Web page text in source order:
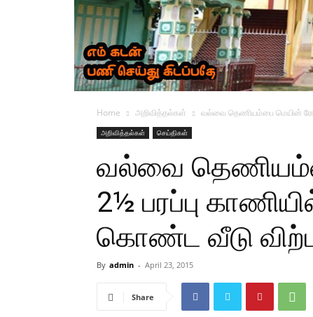
Home அறிவித்தல்கள் வல்வை தெணியம்பை மெயின்
அறிவித்தல்கள் செய்திகள்
வல்வை
2½ பரப்பு
கொண்ட வீடு
By admin - April 23, 2015
Share